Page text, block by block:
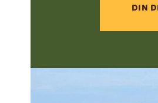
DIN